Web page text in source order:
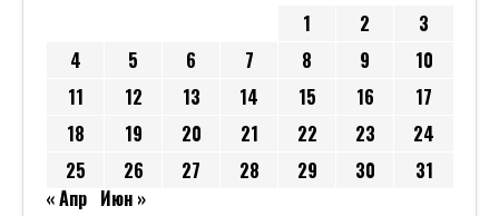
1 2
3
4
5 6 7 8 9
10
11
12 13 14 15 16
17
18
19 20 21 22 23
24
25
26 27 28 29 30
31
« Апр Июн »